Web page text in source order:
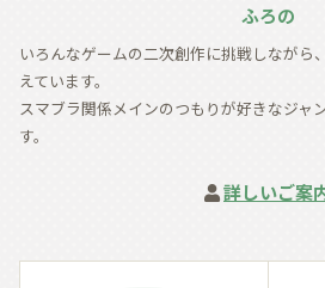
ふろの
いろんなゲームの二次創作に挑戦しながら
えています。
スマブラ関係メインのつもりが好きなジャ
す。
詳しいご案